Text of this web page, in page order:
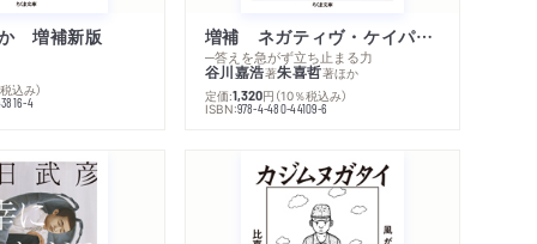
増補新版
込み）
4
増補 ネガティヴ・ケイパビリティで生きる
─答えを急がず立ち止まる力
谷川嘉浩著朱喜哲著ほか
定価:1,320円 （10％税込み）
ISBN:978-4-480-44109-6